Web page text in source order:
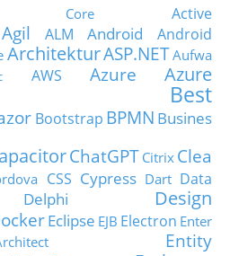
Core
Active
Agil ALM Android
Android
ArchitekturASP.NETAufwa
AWS Azure
Azure
Best
Bootstrap BPMN Busines
ChatGPT Citrix Clea
CSS Cypress Dart Data
Delphi
Design
Eclipse EJB Electron Enter
Entity